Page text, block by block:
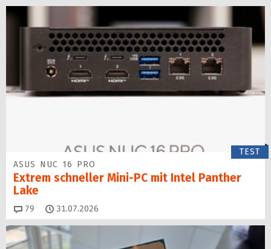
TEST
ASUS NUC 16 PRO
Extrem schneller Mini-PC mit Intel Panther
Lake
79 Kommentare
31.07.2026